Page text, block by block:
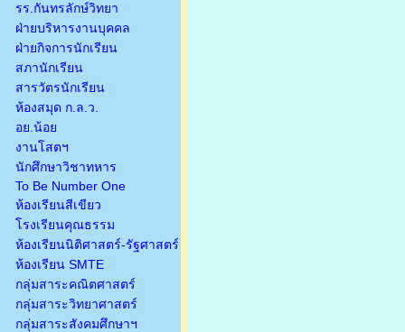
รร.กันทรลักษ์วิทยา
ฝ่ายบริหารงานบุคคล
ฝ่ายกิจการนักเรียน
สภานักเรียน
สารวัตรนักเรียน
ห้องสมุด ก.ล.ว.
อย.น้อย
งานโสตฯ
นักศึกษาวิชาทหาร
To Be Number One
ห้องเรียนสีเขียว
โรงเรียนคุณธรรม
ห้องเรียนนิติศาสตร์-รัฐศาสตร์
ห้องเรียน SMTE
กลุ่มสาระคณิตศาสตร์
กลุ่มสาระวิทยาศาสตร์
กลุ่มสาระสังคมศึกษาฯ